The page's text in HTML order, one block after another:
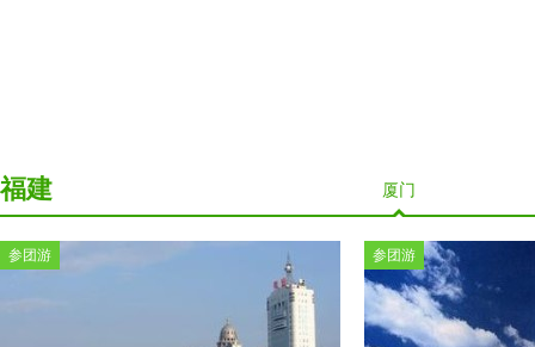
福建 厦门
参团游 参团游